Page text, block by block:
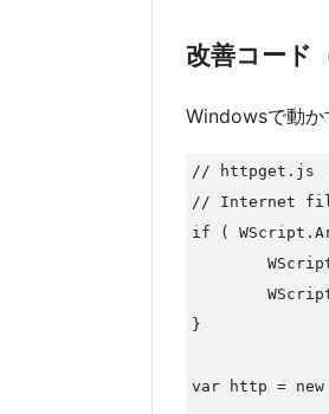
改善コード
Windowsで動か
// httpget.js
// Internet
if (
}
var http = new